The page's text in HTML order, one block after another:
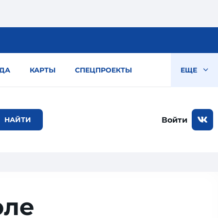
КАРТЫ СПЕЦПРОЕКТЫ ЕЩЕ
Войти